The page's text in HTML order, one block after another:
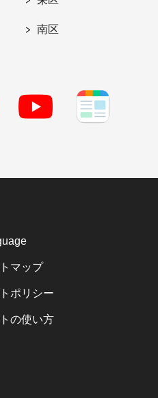
南区
マップ
ポリシー
の使い方